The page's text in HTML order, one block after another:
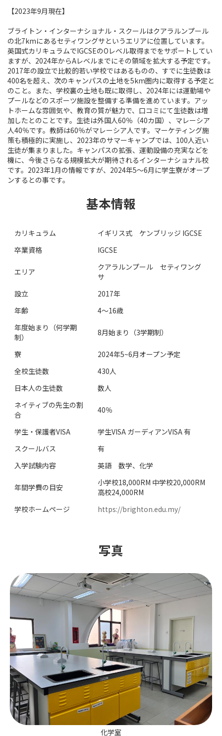
【2023年9月現在】
ブライトン・インターナショナル・スクールはクアラルンプール
の北7kmにあるセティワングサというエリアに位置しています。
英国式カリキュラムでIGCSEのOレベル取得までをサポートしてい
ますが、2024年からAレベルまでにその領域を拡大する予定です。
2017年の設立で比較的若い学校ではあるものの、すでに生徒数は
400名を超え、次のキャンパスの土地を5km圏内に取得する予定と
のこと。また、学校裏の土地も既に取得し、2024年には運動場や
プールなどのスポーツ施設を整備する準備を進めています。アッ
トホームな雰囲気や、教育の質が魅力で、口コミにて生徒数は増
加したとのことです。生徒は外国人60％（40カ国）、マレーシア
人40％です。教師は60％がマレーシア人です。マーケティング施
策も積極的に実施し、2023年のサマーキャンプでは、100人近い
生徒が集まりました。キャンパスの拡張、運動設備の充実などを
機に、今後さらなる規模拡大が期待されるインターナショナル校
です。2023年1月の情報ですが、2024年5〜6月に学生寮がオープ
ンするとの事です。
基本情報
カリキュラム
イギリス式 ケンブリッジ IGCSE
卒業資格
IGCSE
エリア
クアラルンプール セティワング
サ
設立
2017年
年齢
4～16歳
年度始まり（何学期
制）
8月始まり（3学期制）
寮
2024年5~6月オープン予定
全校生徒数
430人
日本人の生徒数
数人
ネイティブの先生の割
合
40％
学生・保護者VISA
学生VISA ガーディアンVISA 有
スクールバス
有
入学試験内容
英語 数学、化学
年間学費の目安
小学校18,000RM 中学校20,000RM
高校24,000RM
学校ホームページ
https://brighton.edu.my/
写真
化学室